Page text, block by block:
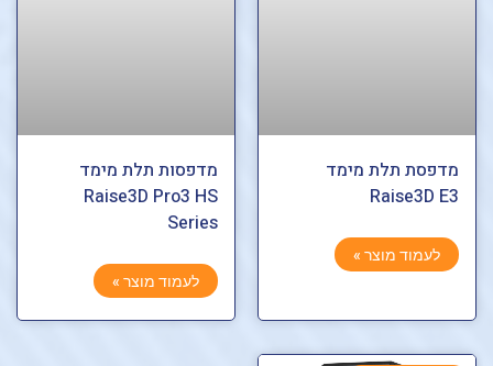
מדפסת תלת מימד
Raise3D E3
לעמוד מוצר »
מדפסות תלת מימד
Raise3D Pro3 HS
Series
לעמוד מוצר »